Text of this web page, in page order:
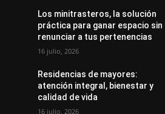
Los minitrasteros, la solución
práctica para ganar espacio sin
renunciar a tus pertenencias
16 julio, 2026
Residencias de mayores:
atención integral, bienestar y
calidad de vida
16 julio, 2026